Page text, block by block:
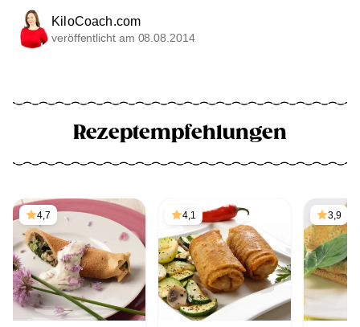
KiloCoach.com
veröffentlicht am 08.08.2014
Rezeptempfehlungen
4,7 4,1 3,9